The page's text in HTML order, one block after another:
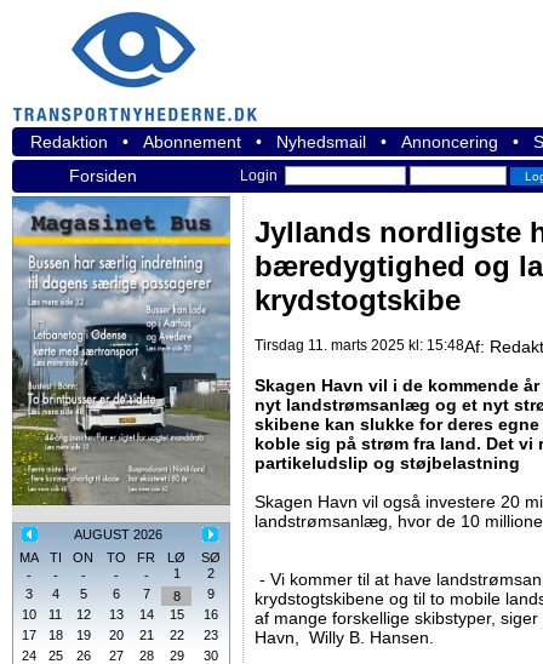
Redaktion • Abonnement • Nyhedsmail • Annoncering •
Forsiden
Login
AUGUST 2026
MA
TI ON TO FR LØ
SØ
-
- - - - 1
2
3
4 5 6 7 8
9
10
11 12 13 14 15
16
17
18 19 20 21 22
23
24
25 26 27 28 29
30
Jyllands nordligste
bæredygtighed og
krydstogtskibe
Tirsdag 11. marts 2025 kl: 15:48Af:
Skagen Havn vil i de kommende
nyt landstrømsanlæg og et nyt
skibene kan slukke for deres
koble sig på strøm fra land. Det vi
partikeludslip og støjbelastning
Skagen Havn vil også investere 20
landstrømsanlæg, hvor de 10
- Vi kommer til at have
krydstogtskibene og til to mobile
af mange forskellige skibstyper,
Havn, Willy B. Hansen.